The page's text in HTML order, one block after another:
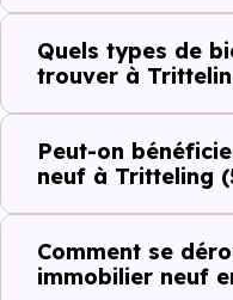
scolaires. Des
autant d'arguments
dans la commune.
Combien coûte
(57114) ?
C'est souvent la
Quels types de
trouver à
Peut-on
neuf à Tritteling
Comment se
immobilier neuf